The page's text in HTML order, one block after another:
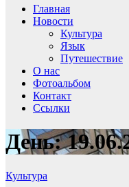
Главная
Новости
Культура
Язык
Путешествие
О нас
Фотоальбом
Контакт
Ссылки
День:
Культура